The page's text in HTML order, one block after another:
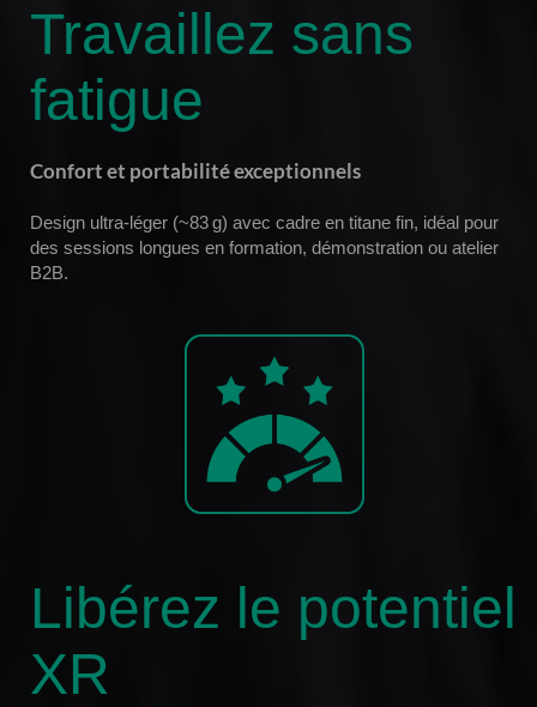
Travaillez sans
fatigue
Confort et portabilité exceptionnels
Design ultra-léger (~83 g) avec cadre en titane fin, idéal pour
des sessions longues en formation, démonstration ou atelier
B2B.
Libérez le potentiel
XR